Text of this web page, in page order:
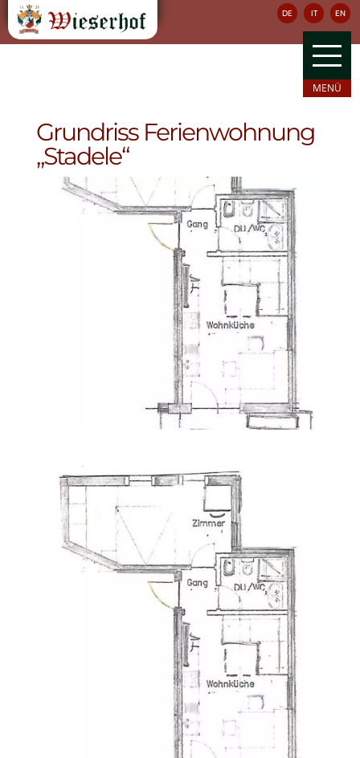
DE IT EN
Grundriss Ferienwohnung
„Stadele“